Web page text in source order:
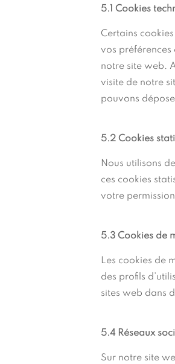
5.1 Cookies
Certains
vos préférences
notre site web.
visite de notre
pouvons
5.2 Cookies
Nous utilisons
ces cookies
votre
5.3 Cookies de
Les cookies de
des profils
sites web dans
5.4 Réseaux
Sur notre site